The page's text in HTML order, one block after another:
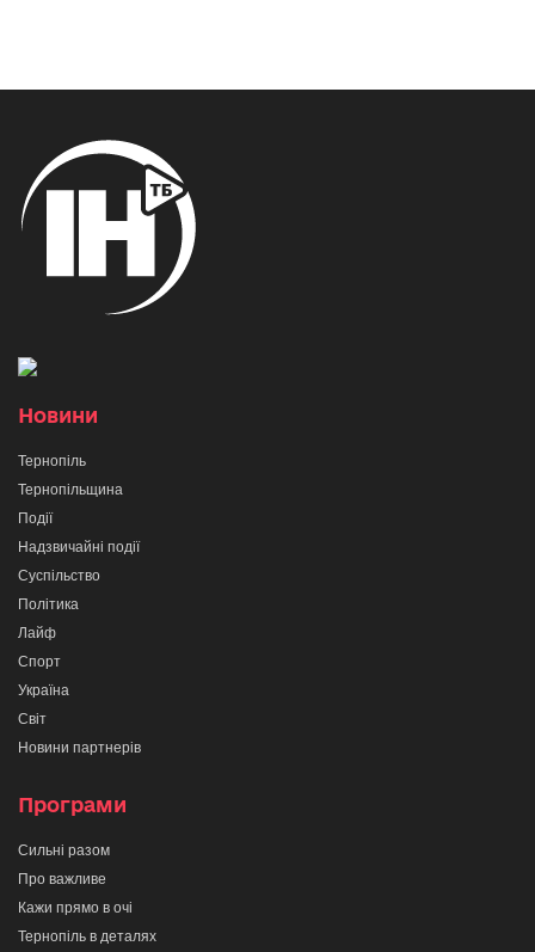
Новини
Тернопіль
Тернопільщина
Події
Надзвичайні події
Суспільство
Політика
Лайф
Спорт
Україна
Світ
Новини партнерів
Програми
Сильні разом
Про важливе
Кажи прямо в очі
Тернопіль в деталях